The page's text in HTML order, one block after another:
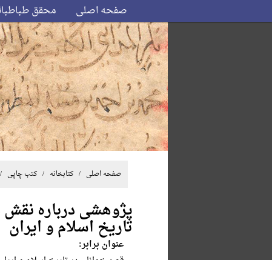
صفحه اصلی محقق
صفحه اصلی / کتابخانه /کتب چاپی
پژوهشی درباره
تاریخ اسلام و ایران
عنوان برابر: